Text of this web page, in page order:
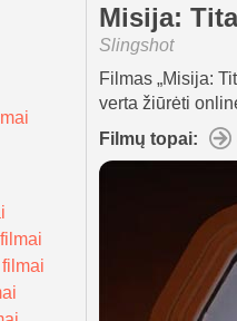
Misija:
Slingshot
Filmas „Misija:
verta žiūrėti
Filmų topai: